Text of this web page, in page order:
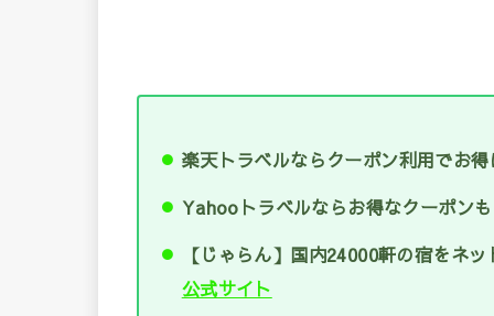
楽天トラベルならクーポン利用でお
Yahooトラベルならお得なクーポン
【じゃらん】国内24000軒の宿をネ
公式サイト